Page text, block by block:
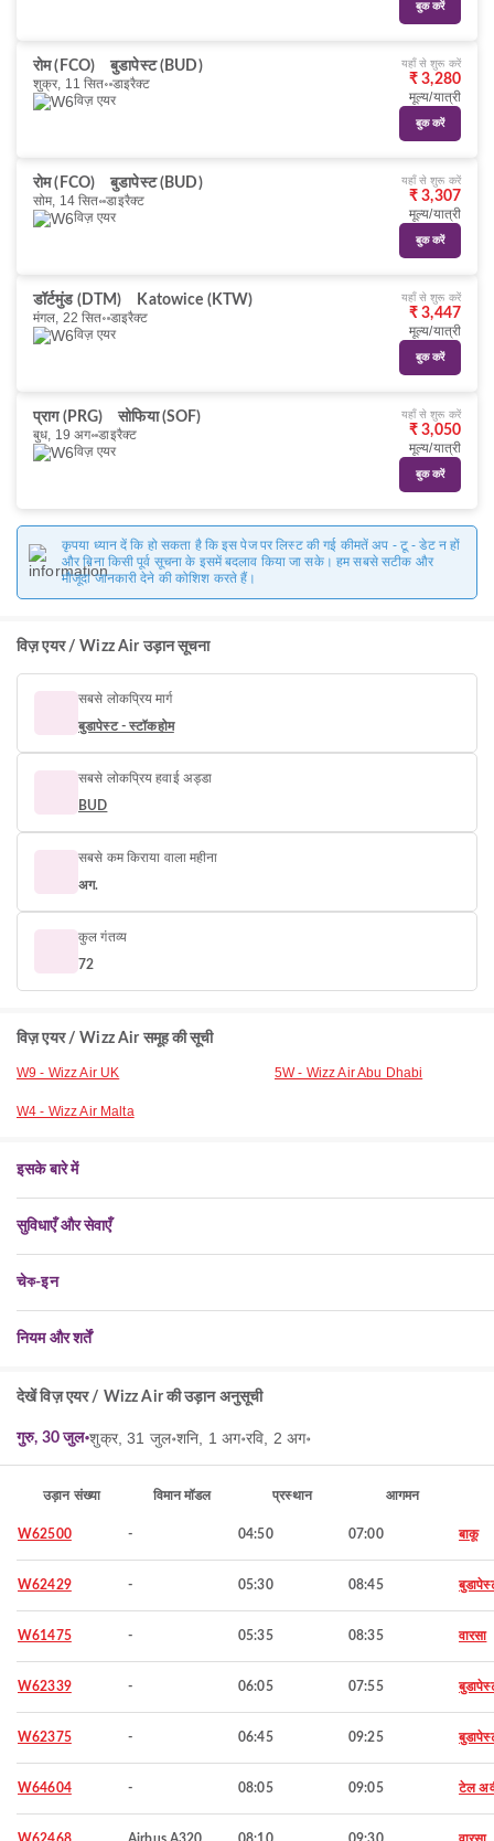
बुक करें
रोम (FCO)
बुडापेस्ट (BUD)
शुक्र, 11 सित॰ डाइरैक्ट
विज़ एयर
यहाँ से शुरू करें
₹ 3,280
मूल्य/यात्री
बुक करें
रोम (FCO)
बुडापेस्ट (BUD)
सोम, 14 सित॰ डाइरैक्ट
विज़ एयर
यहाँ से शुरू करें
₹ 3,307
मूल्य/यात्री
बुक करें
डॉर्टमुंड (DTM)
Katowice (KTW)
मंगल, 22 सित॰ डाइरैक्ट
विज़ एयर
यहाँ से शुरू करें
₹ 3,447
मूल्य/यात्री
बुक करें
प्राग (PRG)
सोफिया (SOF)
बुध, 19 अग॰ डाइरैक्ट
विज़ एयर
यहाँ से शुरू करें
₹ 3,050
मूल्य/यात्री
बुक करें
कृपया ध्यान दें कि हो सकता है कि इस पेज पर लिस्ट की गई कीमतें अप - टू - डेट न हों
और बिना किसी पूर्व सूचना के इसमें बदलाव किया जा सके। हम सबसे सटीक और
मौजूदा जानकारी देने की कोशिश करते हैं।
विज़ एयर / Wizz Air उड़ान सूचना
सबसे लोकप्रिय मार्ग
बुडापेस्ट - स्टॉकहोम
सबसे लोकप्रिय हवाई अड्डा
BUD
सबसे कम किराया वाला महीना
अग.
कुल गंतव्य
72
विज़ एयर / Wizz Air समूह की सूची
W9 - Wizz Air UK 5W - Wizz Air Abu Dhabi
W4 - Wizz Air Malta
इसके बारे में
सुविधाएँ और सेवाएँ
चेক-इन
नियम और शर्तें
देखें विज़ एयर / Wizz Air की उड़ान अनुसूची
गुरु, 30 जुल॰शुक्र, 31 जुल॰शनि, 1 अग॰रवि, 2 अग॰
उड़ान संख्या विमान मॉडल प्रस्थान आगमन
W62500 - 04:50 07:00 बाकू
W62429 - 05:30 08:45
W61475 - 05:35 08:35 वारसा
W62339 - 06:05 07:55
W62375 - 06:45 09:25
W64604 - 08:05 09:05 टेल